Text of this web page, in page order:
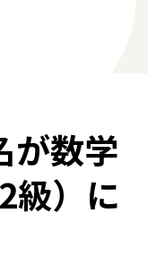
が数学
級）に